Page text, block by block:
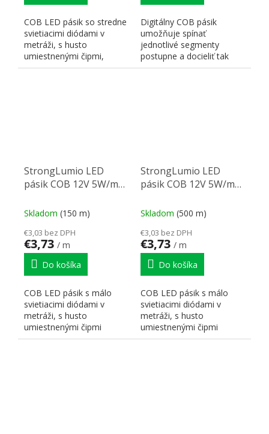
COB LED pásik so stredne
svietiacimi diódami v
metráži, s husto
umiestnenými čipmi,
zaisťujúcimi súvislú líniu,
Digitálny COB pásik
umožňuje spínať
jednotlivé segmenty
postupne a docieliť tak
rôzne dynamické efekty.
StrongLumio LED
pásik COB 12V 5W/m
biela studená
Skladom (150 m)
€3,03 bez DPH
€3,73 / m
Do košíka
COB LED pásik s málo
svietiacimi diódami v
metráži, s husto
umiestnenými čipmi
zaisťujúcim súvislú líniu.
StrongLumio LED
pásik COB 12V 5W/m
biela neutrální
Skladom (500 m)
€3,03 bez DPH
€3,73 / m
Do košíka
COB LED pásik s málo
svietiacimi diódami v
metráži, s husto
umiestnenými čipmi
zaisťujúcim súvislú líniu.